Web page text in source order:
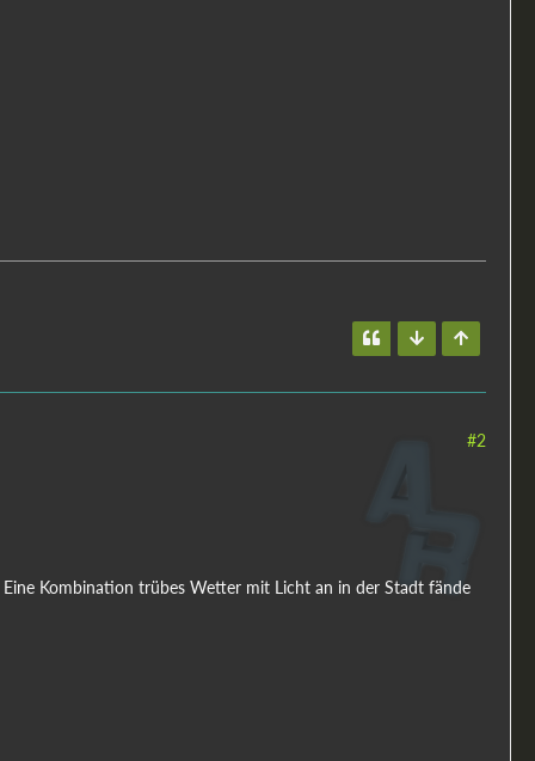
#2
Kombination trübes Wetter mit Licht an in der Stadt fände